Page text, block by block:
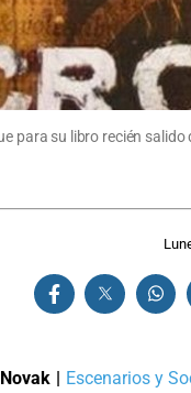
para su libro recién
| Escenarios y